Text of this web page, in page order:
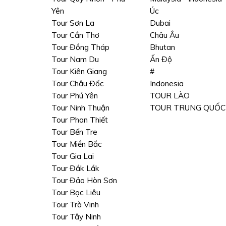
Yên
Tour Sơn La
Tour Cần Thơ
Tour Đồng Tháp
Tour Nam Du
Tour Kiên Giang
Tour Châu Đốc
Tour Phú Yên
Tour Ninh Thuận
Tour Phan Thiết
Tour Bến Tre
Tour Miền Bắc
Tour Gia Lai
Tour Đắk Lắk
Tour Đảo Hòn Sơn
Tour Bạc Liêu
Tour Trà Vinh
Tour Tây Ninh
Úc
Dubai
Châu Âu
Bhutan
Ấn Độ
#
Indonesia
TOUR LÀO
TOUR TRUNG QUỐC